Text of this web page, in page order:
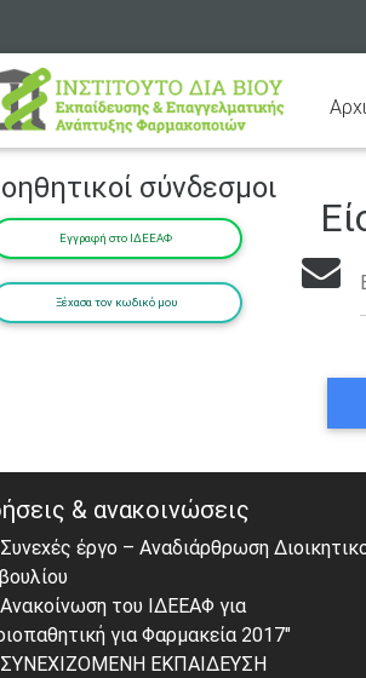
σύνδεσμοι
Εγγραφή στο ΙΔΕΕΑΦ
Ξέχασα τον κωδικό μου
& ανακοινώσεις
Συνεχές έργο – Αναδιάρθρωση
Ανακοίνωση του ΙΔΕΕΑΦ για
για Φαρμακεία 2017"
ΣΥΝΕΧΙΖΟΜΕΝΗ ΕΚΠΑΙΔΕΥΣΗ